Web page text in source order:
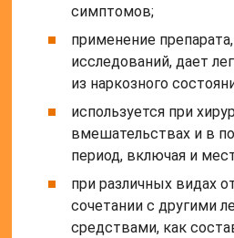
симптомов;
применение
исследований, дает
из наркозного
используется при
вмешательствах и в
период, включая и
при различных видах
сочетании с другими
средствами, как